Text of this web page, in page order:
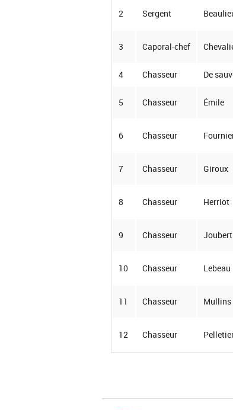
2 Sergent
3 Caporal-chef
4 Chasseur De
5 Chasseur Émile
6 Chasseur
7 Chasseur Giroux
8 Chasseur Herriot
9 Chasseur Joubert
10 Chasseur Lebeau
11 Chasseur Mullins
12 Chasseur